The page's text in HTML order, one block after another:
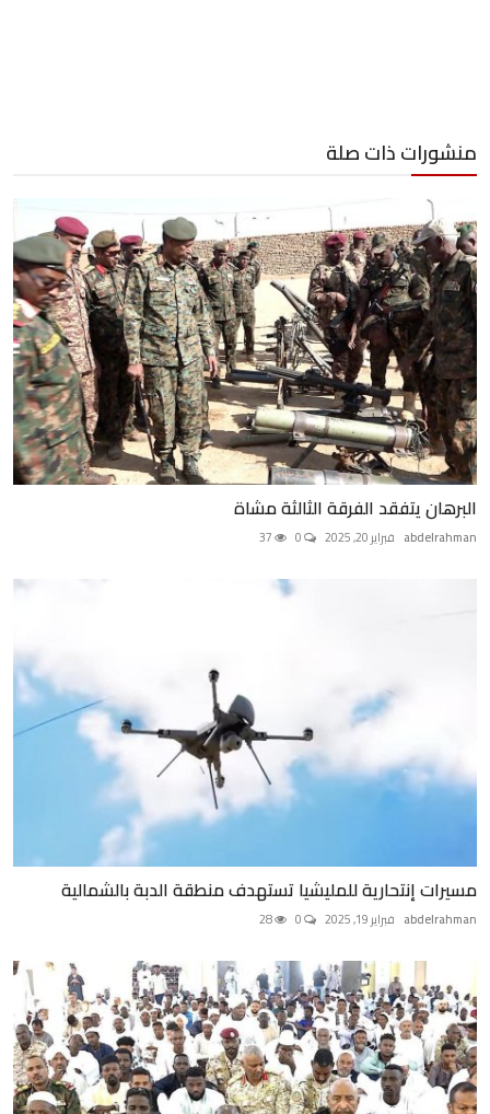
منشورات ذات صلة
البرهان يتفقد الفرقة الثالثة مشاة
abdelrahman فبراير 20, 2025
مسيرات إنتحارية للمليشيا تستهدف منطقة الدبة بالشمالية
abdelrahman فبراير 19, 2025